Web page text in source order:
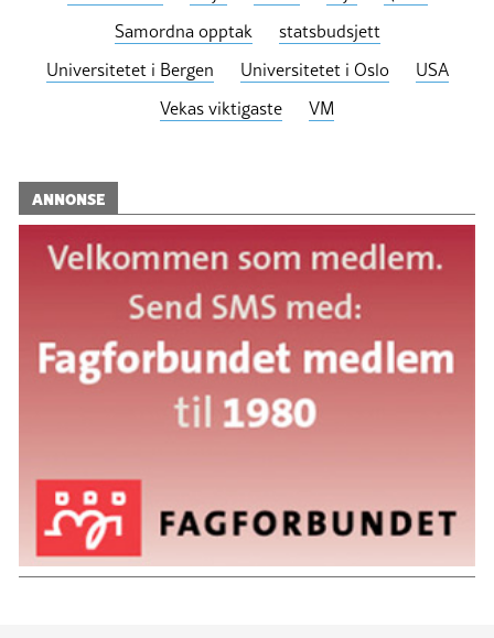
Samordna opptak
statsbudsjett
Universitetet i Bergen
Universitetet i Oslo
USA
Vekas viktigaste
VM
ANNONSE